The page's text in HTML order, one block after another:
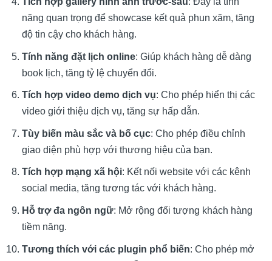
năng quan trọng để showcase kết quả phun xăm, tăng
độ tin cậy cho khách hàng.
Tính năng đặt lịch online: Giúp khách hàng dễ dàng
book lịch, tăng tỷ lệ chuyển đổi.
Tích hợp video demo dịch vụ: Cho phép hiển thị các
video giới thiệu dịch vụ, tăng sự hấp dẫn.
Tùy biến màu sắc và bố cục: Cho phép điều chỉnh
giao diện phù hợp với thương hiệu của bạn.
Tích hợp mạng xã hội: Kết nối website với các kênh
social media, tăng tương tác với khách hàng.
Hỗ trợ đa ngôn ngữ: Mở rộng đối tượng khách hàng
tiềm năng.
Tương thích với các plugin phổ biến: Cho phép mở